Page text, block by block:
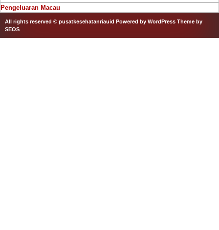
Pengeluaran Macau
All rights reserved © pusatkesehatanriauid Powered by WordPress Theme by
SEOS